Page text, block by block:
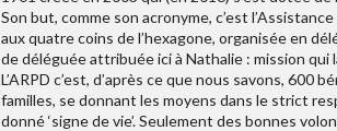
Son but, comme son acronyme, c’est
aux quatre coins de l’hexagone, organisée en
de déléguée attribuée ici à Nathalie : mission qui
L’ARPD c’est, d’après ce que nous savons,
familles, se donnant les moyens dans le strict
donné ‘signe de vie’. Seulement des bonnes